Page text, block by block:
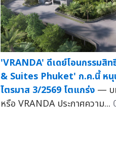
'VRANDA' ดีเดย์โอนกรรมสิ
& Suites Phuket' ก.ค.นี้ หนุ
ไตรมาส 3/2569 โตแกร่ง — บ
หรือ VRANDA ประกาศความ...